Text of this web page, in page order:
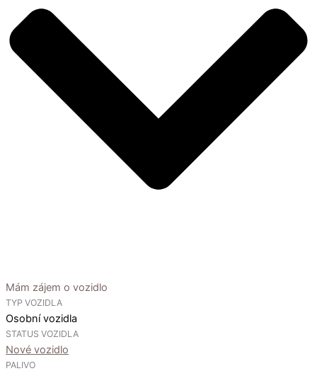
Mám zájem o vozidlo
TYP VOZIDLA
Osobní vozidla
STATUS VOZIDLA
Nové vozidlo
PALIVO